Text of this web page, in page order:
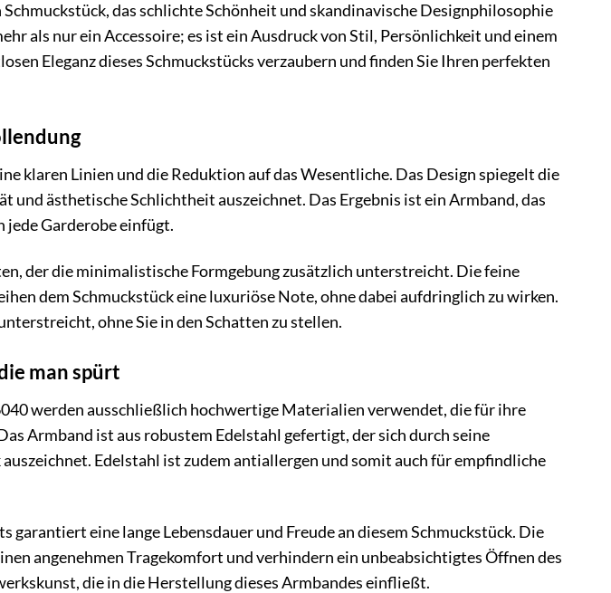
Schmuckstück, das schlichte Schönheit und skandinavische Designphilosophie
als nur ein Accessoire; es ist ein Ausdruck von Stil, Persönlichkeit und einem
Eleganz dieses Schmuckstücks verzaubern und finden Sie Ihren perfekten
klaren Linien und die Reduktion auf das Wesentliche. Das Design spiegelt die
ästhetische Schlichtheit auszeichnet. Das Ergebnis ist ein Armband, das
jede Garderobe einfügt.
der die minimalistische Formgebung zusätzlich unterstreicht. Die feine
dem Schmuckstück eine luxuriöse Note, ohne dabei aufdringlich zu wirken.
ohne Sie in den Schatten zu stellen.
man spürt
werden ausschließlich hochwertige Materialien verwendet, die für ihre
Armband ist aus robustem Edelstahl gefertigt, der sich durch seine
Edelstahl ist zudem antiallergen und somit auch für empfindliche
eine lange Lebensdauer und Freude an diesem Schmuckstück. Die
angenehmen Tragekomfort und verhindern ein unbeabsichtigtes Öffnen des
die in die Herstellung dieses Armbandes einfließt.